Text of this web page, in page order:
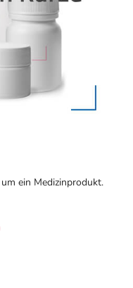
ein Medizinprodukt.